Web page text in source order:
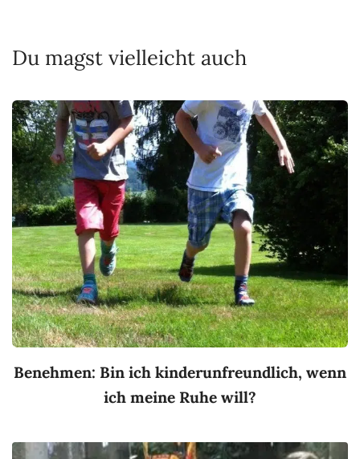
Du magst vielleicht auch
Benehmen: Bin ich kinderunfreundlich, wenn
ich meine Ruhe will?